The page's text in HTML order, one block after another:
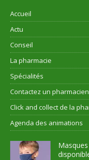
Accueil
Actu
Conseil
La pharmacie
Spécialités
Contactez un pharmacien
Click and collect de la
Agenda des animations